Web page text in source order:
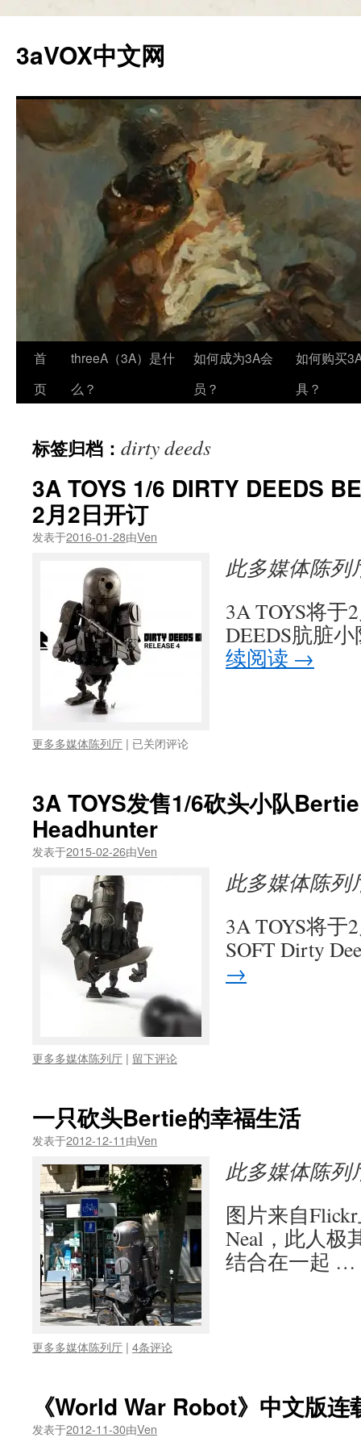
正
文
3aVOX中文网
首
页
threeA（3A）是什
么？
如何成为3A会
员？
如何购买
具？
标签归档： dirty deeds
3A TOYS 1/6 DIRTY DEEDS
2月2日开订
发表于2016-01-28由Ven
此多媒体陈
3A TOYS将于
DEEDS肮脏
续阅读 →
更多多媒体陈列厅 | 3A
DIRTY
DEEDS
BERTIE
MK2
#4
2
月
2
日
开
订
已关闭评论
3A TOYS发售1/6砍头小队
Headhunter
发表于2015-02-26由Ven
此多媒体陈
3A TOYS将于
SOFT Dirty
→
更多多媒体陈列厅 | 留下评论
一只砍头Bertie的幸福生活
发表于2012-12-11由Ven
此多媒体陈
图片来自
Neal，此人极
结合在一起 …
更多多媒体陈列厅 | 4条评论
《World War Robot》中文版连
发表于2012-11-30由Ven